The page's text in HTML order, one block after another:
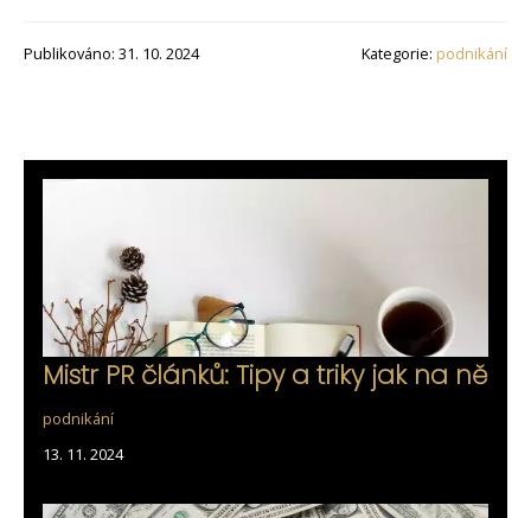
Publikováno: 31. 10. 2024 Kategorie: podnikání
Mistr PR článků: Tipy a triky jak na ně
podnikání
13. 11. 2024